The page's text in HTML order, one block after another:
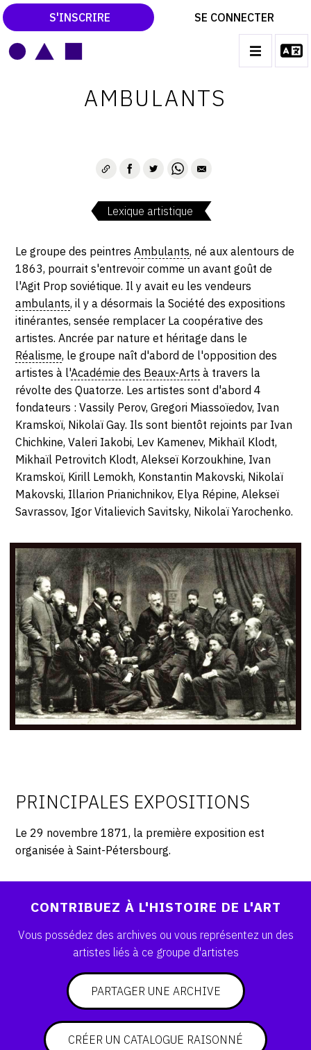
S'INSCRIRE SE CONNECTER
CATALOGUES RAISONNÉS
LES VERNISSAGES
ACTUALITÉS DU MONDE DE L'ART
LEXIQUE ARTISTIQUE
SERVICES
CRÉER SON CATALOGUE RAISONNÉ
ABONNEMENTS DÉDIÉS AUX GALERISTES
CRÉER SON SITE ARTISTE
CRÉER SON CATALOGUE D'EXPO
PUBLIER SES EXPOSITIONS
DEVENIR CONTRIBUTEUR
À PROPOS
L'ÉQUIPE OAM
À PROPOS D'OAM
CONTACT
CGU
CGV
TWITTER
AMBULANTS
Lexique artistique
Le groupe des peintresAmbulants, né aux alentours de
1863, pourrait s'entrevoir comme un avant goût de
l'Agit Prop soviétique. Il y avait eu les vendeurs
ambulants, il y a désormais la Société des expositions
itinérantes, sensée remplacer La coopérative des
artistes. Ancrée par nature et héritage dans le
Réalisme, le groupe naît d'abord de l'opposition des
artistes à l'Académie des Beaux-Arts à travers la
révolte des Quatorze. Les artistes sont d'abord 4
fondateurs : Vassily Perov, Gregori Miassoïedov, Ivan
Kramskoï, Nikolaï Gay. Ils sont bientôt rejoints par Ivan
Chichkine, Valeri Iakobi, Lev Kamenev, Mikhaïl Klodt,
Mikhaïl Petrovitch Klodt, Alekseï Korzoukhine, Ivan
Kramskoï, Kirill Lemokh, Konstantin Makovski, Nikolaï
Makovski, Illarion Prianichnikov, Elya Répine, Alekseï
Savrassov, Igor Vitalievich Savitsky, Nikolaï Yarochenko.
PRINCIPALES EXPOSITIONS
Le 29 novembre 1871, la première exposition est
organisée à Saint-Pétersbourg.
CONTRIBUEZ À L'HISTOIRE DE L'ART
Vous possédez des archives ou vous représentez un des
artistes liés à ce groupe d'artistes
PARTAGER UNE ARCHIVE
CRÉER UN CATALOGUE RAISONNÉ